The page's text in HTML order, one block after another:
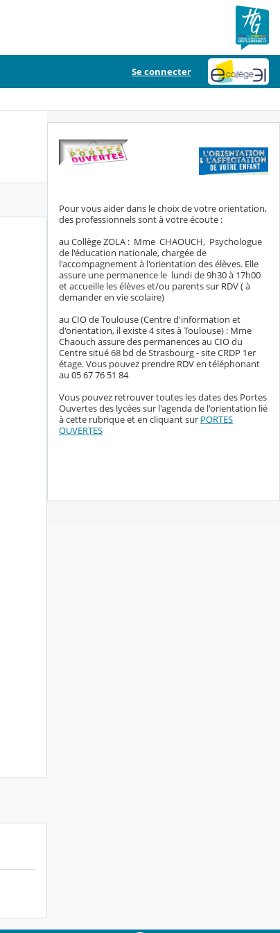
Se connecter
Pour vous aider dans le choix de votre orientation,
des professionnels sont à votre écoute :
au Collège ZOLA : Mme CHAOUCH, Psychologue
de l'éducation nationale, chargée de
l'accompagnement à l'orientation des élèves. Elle
assure une permanence le lundi de 9h30 à 17h00
et accueille les élèves et/ou parents sur RDV ( à
demander en vie scolaire)
au CIO de Toulouse (Centre d'information et
d'orientation, il existe 4 sites à Toulouse) : Mme
Chaouch assure des permanences au CIO du
Centre situé 68 bd de Strasbourg - site CRDP 1er
étage. Vous pouvez prendre RDV en téléphonant
au 05 67 76 51 84
Vous pouvez retrouver toutes les dates des Portes
Ouvertes des lycées sur l'agenda de l'orientation lié
à cette rubrique et en cliquant sur PORTES
OUVERTES